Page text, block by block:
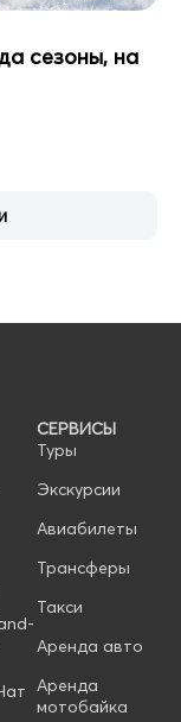
сезоны, на
СЕРВИСЫ
Туры
Экскурсии
Авиабилеты
Трансферы
Такси
Аренда авто
Аренда
мотобайка